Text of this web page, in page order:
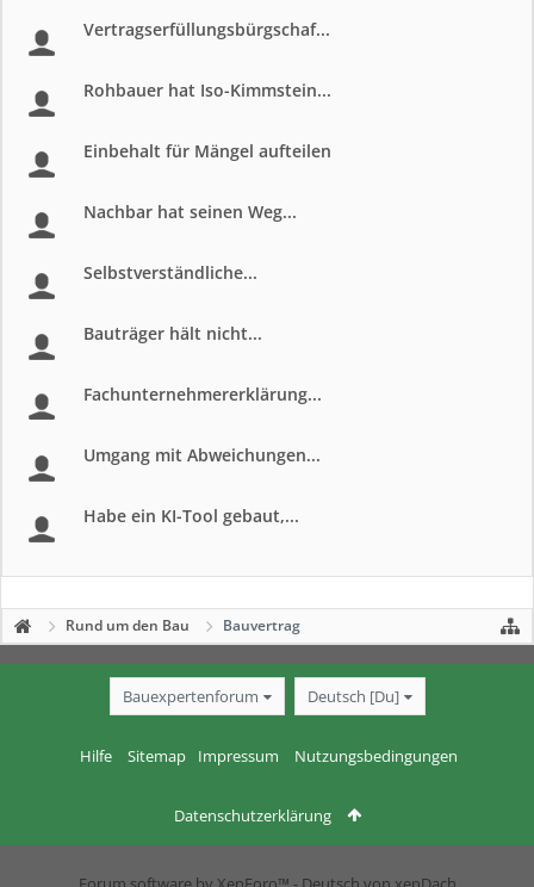
Vertragserfüllungsbürgschaf...
Rohbauer hat Iso-Kimmstein...
Einbehalt für Mängel aufteilen
Nachbar hat seinen Weg...
Selbstverständliche...
Bauträger hält nicht...
Fachunternehmererklärung...
Umgang mit Abweichungen...
Habe ein KI-Tool gebaut,...
Rund um den Bau Bauvertrag
Bauexpertenforum Deutsch [Du]
Hilfe Sitemap Impressum Nutzungsbedingungen
Datenschutzerklärung